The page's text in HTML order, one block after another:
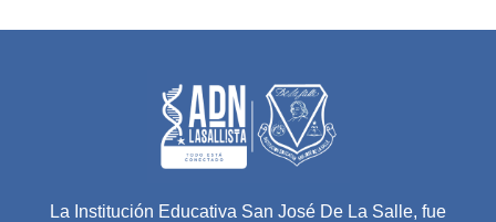
La Institución Educativa San José De La Salle, fue